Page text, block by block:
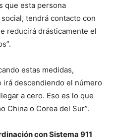
que esta persona
tendrá contacto con
reducirá drásticamente el
estas medidas,
descendiendo el número
a cero. Eso es lo que
China o Corea del Sur”.
con Sistema 911